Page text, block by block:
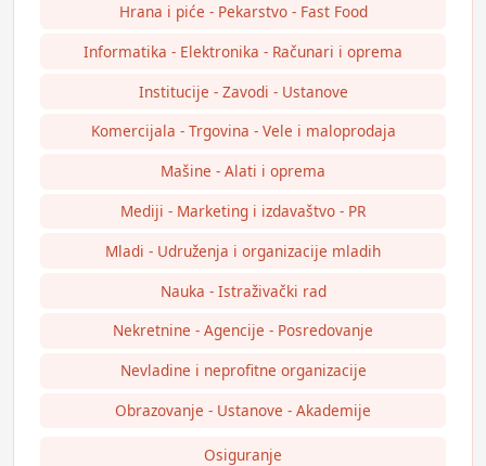
Hrana i piće - Pekarstvo - Fast Food
Informatika - Elektronika - Računari i oprema
Institucije - Zavodi - Ustanove
Komercijala - Trgovina - Vele i maloprodaja
Mašine - Alati i oprema
Mediji - Marketing i izdavaštvo - PR
Mladi - Udruženja i organizacije mladih
Nauka - Istraživački rad
Nekretnine - Agencije - Posredovanje
Nevladine i neprofitne organizacije
Obrazovanje - Ustanove - Akademije
Osiguranje